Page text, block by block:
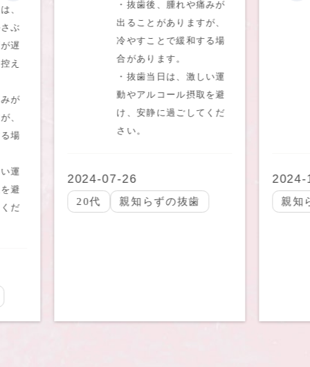
、
ぶ
遅
え
が
、
場
運
避
だ
・抜歯後、腫れや痛みが
出ることがありますが、
冷やすことで緩和する場
合があります。
・抜歯当日は、激しい運
動やアルコール摂取を避
け、安静に過ごしてくだ
さい。
2024-07-26
20代 親知らずの抜歯
2024-
親知